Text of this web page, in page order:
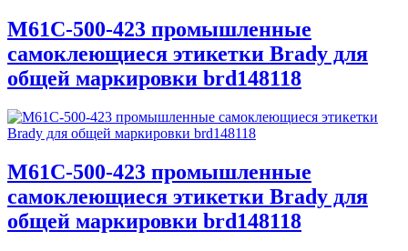
M61C-500-423 промышленные
самоклеющиеся этикетки Brady для
общей маркировки brd148118
M61C-500-423 промышленные
самоклеющиеся этикетки Brady для
общей маркировки brd148118